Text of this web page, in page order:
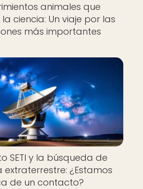
animales que
ciencia: Un viaje por las
más importantes
SETI y la búsqueda de
extraterrestre: ¿Estamos
de un contacto?